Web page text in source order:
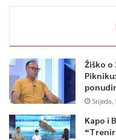
Žiško o
Kapo i